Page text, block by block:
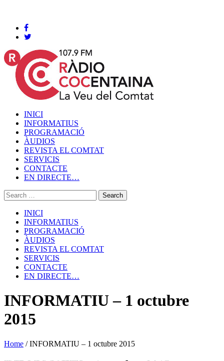
INICI
INFORMATIUS
PROGRAMACIÓ
ÀUDIOS
REVISTA EL COMTAT
SERVICIS
CONTACTE
EN DIRECTE…
INICI
INFORMATIUS
PROGRAMACIÓ
ÀUDIOS
REVISTA EL COMTAT
SERVICIS
CONTACTE
EN DIRECTE…
INFORMATIU – 1 octubre
2015
Home /INFORMATIU – 1 octubre 2015